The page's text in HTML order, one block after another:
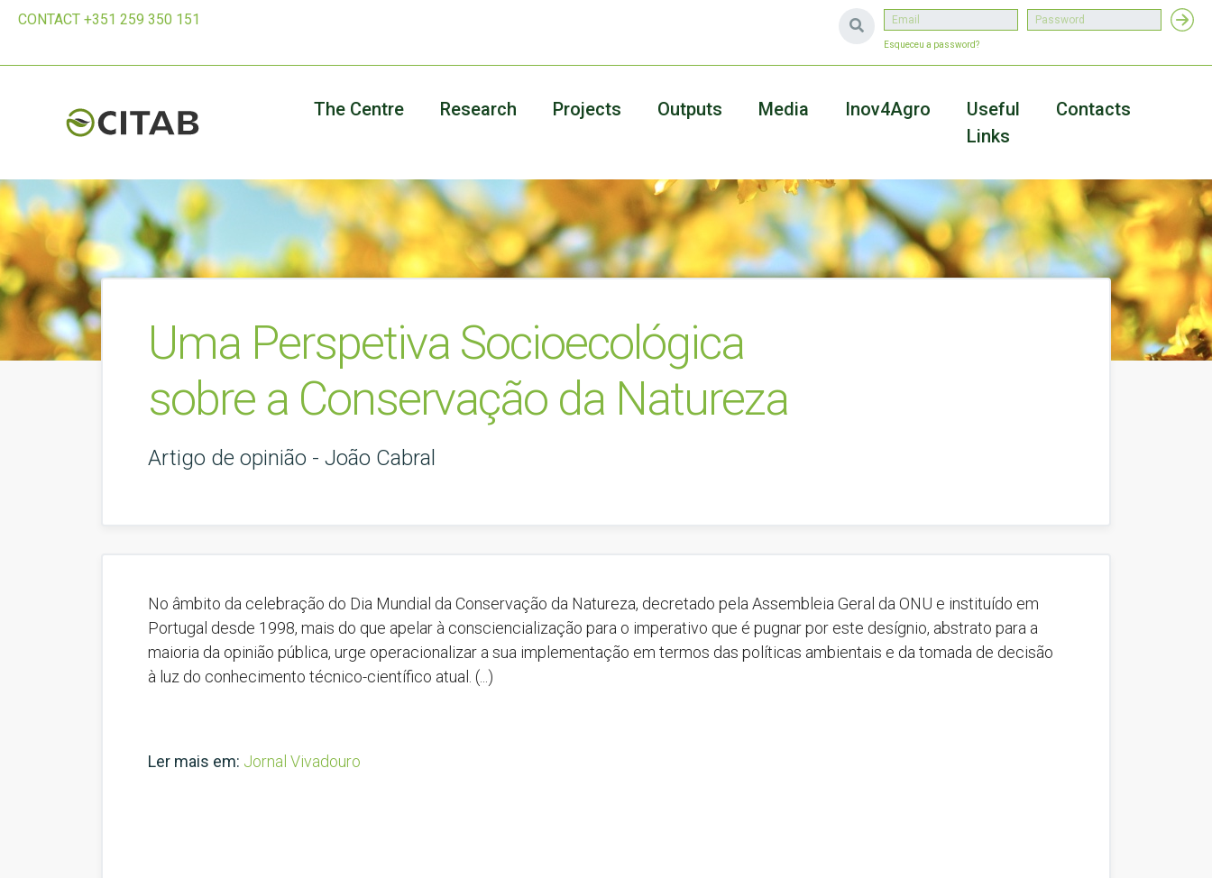
CONTACT +351 259 350 151
Esqueceu a password?
The Centre Research Projects Outputs Media Inov4Agro
Useful
Links
Contacts
Uma Perspetiva Socioecológica
sobre a Conservação da Natureza
Artigo de opinião - João Cabral
No âmbito da celebração do Dia Mundial da Conservação da Natureza, decretado pela Assembleia Geral da ONU e instituído em
Portugal desde 1998, mais do que apelar à consciencialização para o imperativo que é pugnar por este desígnio, abstrato para a
maioria da opinião pública, urge operacionalizar a sua implementação em termos das políticas ambientais e da tomada de decisão
à luz do conhecimento técnico-científico atual. (...)
Ler mais em: Jornal Vivadouro